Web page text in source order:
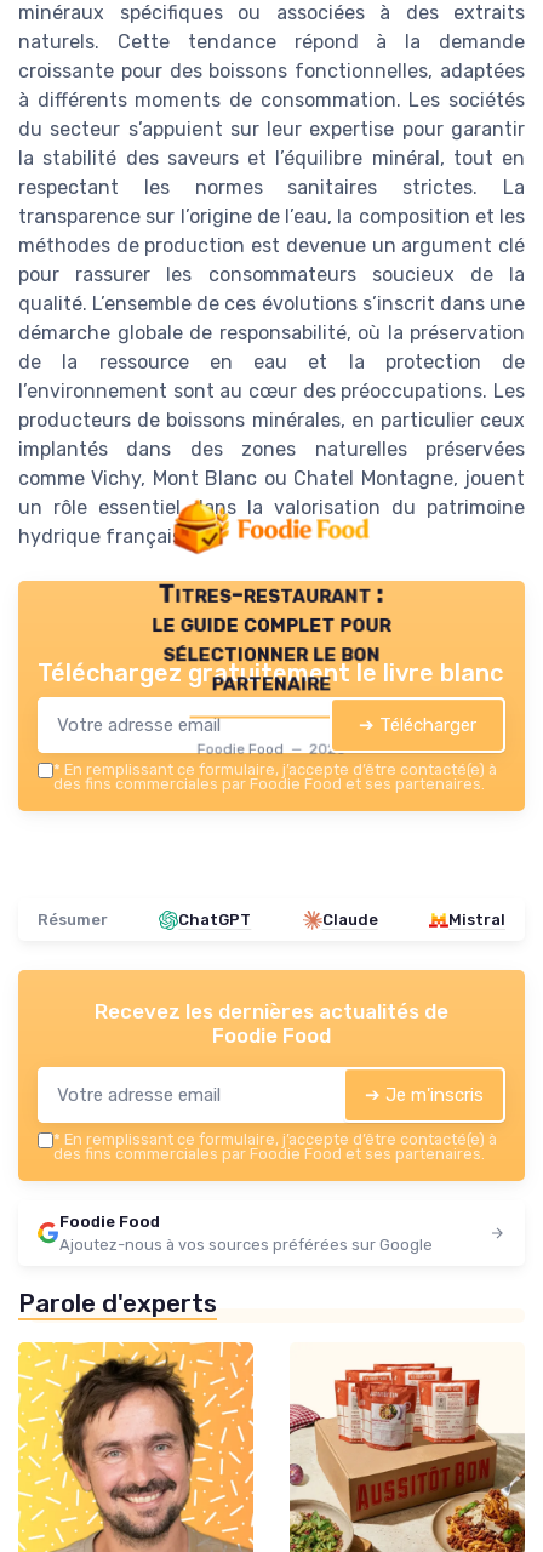
minéraux spécifiques ou associées à des extraits
naturels. Cette tendance répond à la demande
croissante pour des boissons fonctionnelles, adaptées
à différents moments de consommation. Les sociétés
du secteur s’appuient sur leur expertise pour garantir
la stabilité des saveurs et l’équilibre minéral, tout en
respectant les normes sanitaires strictes. La
transparence sur l’origine de l’eau, la composition et les
méthodes de production est devenue un argument clé
pour rassurer les consommateurs soucieux de la
qualité. L’ensemble de ces évolutions s’inscrit dans une
démarche globale de responsabilité, où la préservation
de la ressource en eau et la protection de
l’environnement sont au cœur des préoccupations. Les
producteurs de boissons minérales, en particulier ceux
implantés dans des zones naturelles préservées
comme Vichy, Mont Blanc ou Chatel Montagne, jouent
un rôle essentiel dans la valorisation du patrimoine
hydrique français.
Titres-restaurant :
le guide complet pour
sélectionner le bon
partenaire
Foodie Food — 2026
Téléchargez gratuitement le livre blanc
➔ Télécharger
* En remplissant ce formulaire, j’accepte d’être contacté(e) à
des fins commerciales par Foodie Food et ses partenaires.
Résumer ChatGPT Claude Mistral
Recevez les dernières actualités de
Foodie Food
➔ Je m'inscris
* En remplissant ce formulaire, j’accepte d’être contacté(e) à
des fins commerciales par Foodie Food et ses partenaires.
Foodie Food
Ajoutez-nous à vos sources préférées sur Google
Parole d'experts